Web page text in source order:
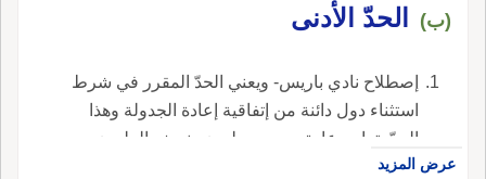
(ب) الحدّ الأدنى
إصطلاح نادي باريس- ويعني الحدّ المقرر في شرط
استثناء دول دائنة من إتفاقية إعادة الجدولة وهذا
الحدّ يتراوح عادة بين ربع مليون ونصف المليون
دولار ، في الإنجليزية، هي de minimis level.عرض المزيد